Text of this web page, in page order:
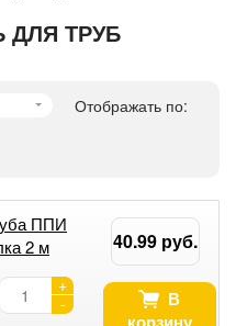
ДЛЯ ТРУБ
Отображать по:
ППИ
2 м
+
-
40.99 руб.
В
корзину